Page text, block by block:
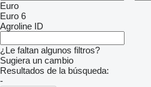
Euro
Euro 6
Agroline ID
¿Le faltan algunos filtros?
Sugiera un cambio
Resultados de la búsqueda:
-